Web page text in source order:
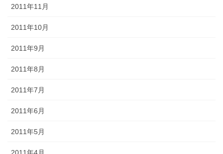
2011年11月
2011年10月
2011年9月
2011年8月
2011年7月
2011年6月
2011年5月